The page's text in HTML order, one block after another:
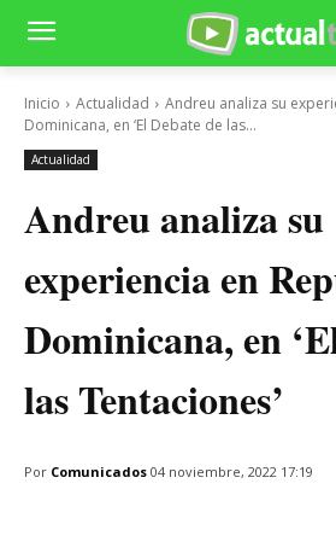
Inicio Actualidad
Andreu analiza su
Dominicana, en ‘El Debate de las...
Actualidad
Andreu analiza su
experiencia en
Dominicana, en
las Tentaciones’
Por Comunicados 04 noviembre, 2022 17:19